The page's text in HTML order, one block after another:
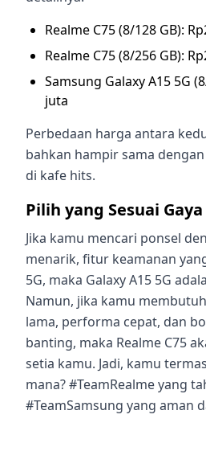
Realme C75 (8/128 GB):
Realme C75 (8/256 GB):
Samsung Galaxy A15 5G
juta
Perbedaan harga antara
bahkan hampir sama
di kafe hits.
Pilih yang Sesuai
Jika kamu mencari ponsel
menarik, fitur keamanan
5G, maka Galaxy A15 5G
Namun, jika kamu
lama, performa cepat, dan
banting, maka Realme C75
setia kamu. Jadi, kamu
mana? #TeamRealme yang
#TeamSamsung yang aman